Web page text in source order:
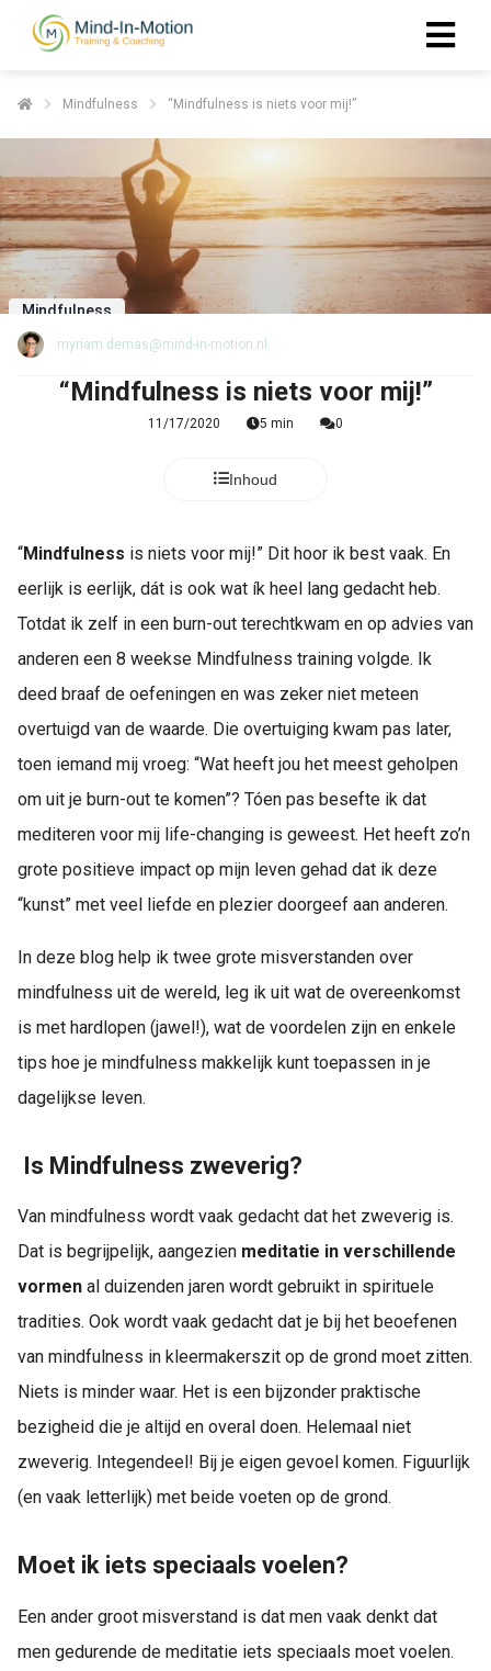
Mindfulness “Mindfulness is niets voor mij!”
Mindfulness
myriam.demas@mind-in-motion.nl
“Mindfulness is niets voor mij!”
11/17/2020 5 min 0
Inhoud
“Mindfulness is niets voor mij!” Dit hoor ik best vaak. En
eerlijk is eerlijk, dát is ook wat ík heel lang gedacht heb.
Totdat ik zelf in een burn-out terechtkwam en op advies van
anderen een 8 weekse Mindfulness training volgde. Ik
deed braaf de oefeningen en was zeker niet meteen
overtuigd van de waarde. Die overtuiging kwam pas later,
toen iemand mij vroeg: “Wat heeft jou het meest geholpen
om uit je burn-out te komen”? Tóen pas besefte ik dat
mediteren voor mij life-changing is geweest. Het heeft zo’n
grote positieve impact op mijn leven gehad dat ik deze
“kunst” met veel liefde en plezier doorgeef aan anderen.
In deze blog help ik twee grote misverstanden over
mindfulness uit de wereld, leg ik uit wat de overeenkomst
is met hardlopen (jawel!), wat de voordelen zijn en enkele
tips hoe je mindfulness makkelijk kunt toepassen in je
dagelijkse leven.
Is Mindfulness zweverig?
Van mindfulness wordt vaak gedacht dat het zweverig is.
Dat is begrijpelijk, aangezien meditatie in verschillende
vormen al duizenden jaren wordt gebruikt in spirituele
tradities. Ook wordt vaak gedacht dat je bij het beoefenen
van mindfulness in kleermakerszit op de grond moet zitten.
Niets is minder waar. Het is een bijzonder praktische
bezigheid die je altijd en overal doen. Helemaal niet
zweverig. Integendeel! Bij je eigen gevoel komen. Figuurlijk
(en vaak letterlijk) met beide voeten op de grond.
Moet ik iets speciaals voelen?
Een ander groot misverstand is dat men vaak denkt dat
men gedurende de meditatie iets speciaals moet voelen.
zijn
om
worden
om
te
over
van
gebruikt
de
Hierdoor
website-